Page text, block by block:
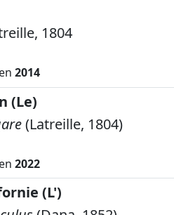
1804
2014
(Le)
(Latreille, 1804)
2022
(L')